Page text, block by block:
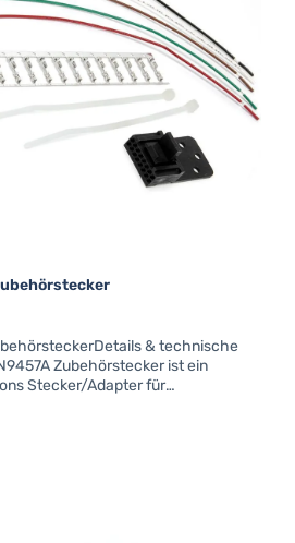
& technische
Zubehörstecker ist ein
Stecker/Adapter für
Verbindung mit Original-